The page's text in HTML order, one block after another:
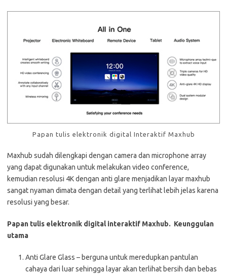
Papan tulis elektronik digital Interaktif Maxhub
Maxhub sudah dilengkapi dengan camera dan microphone array
yang dapat digunakan untuk melakukan video conference,
kemudian resolusi 4K dengan anti glare menjadikan layar maxhub
sangat nyaman dimata dengan detail yang terlihat lebih jelas karena
resolusi yang besar.
Papan tulis elektronik digital interaktif Maxhub. Keunggulan
utama
Anti Glare Glass – berguna untuk meredupkan pantulan
cahaya dari luar sehingga layar akan terlihat bersih dan bebas